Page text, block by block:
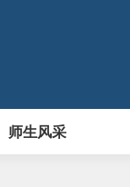
师生风采